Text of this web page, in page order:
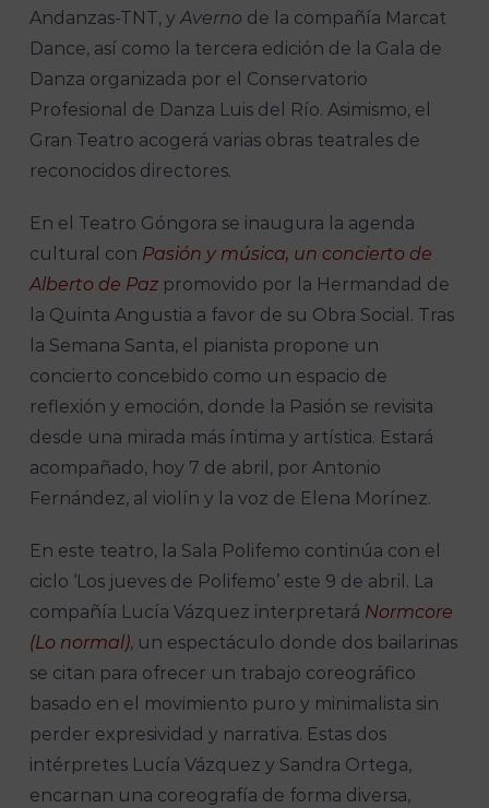
Andanzas-TNT, yAverno de la compañía Marcat
Dance, así como la tercera edición de la Gala de
Danza organizada por el Conservatorio
Profesional de Danza Luis del Río. Asimismo, el
Gran Teatro acogerá varias obras teatrales de
reconocidos directores.
En el Teatro Góngora se inaugura la agenda
cultural con Pasión y música, un concierto de
Alberto de Paz promovido por la Hermandad de
la Quinta Angustia a favor de su Obra Social. Tras
la Semana Santa, el pianista propone un
concierto concebido como un espacio de
reflexión y emoción, donde la Pasión se revisita
desde una mirada más íntima y artística. Estará
acompañado, hoy 7 de abril, por Antonio
Fernández, al violín y la voz de Elena Morínez.
En este teatro, la Sala Polifemo continúa con el
ciclo ‘Los jueves de Polifemo’ este 9 de abril. La
compañía Lucía Vázquez interpretará Normcore
(Lo normal), un espectáculo donde dos bailarinas
se citan para ofrecer un trabajo coreográfico
basado en el movimiento puro y minimalista sin
perder expresividad y narrativa. Estas dos
intérpretes Lucía Vázquez y Sandra Ortega,
encarnan una coreografía de forma diversa,